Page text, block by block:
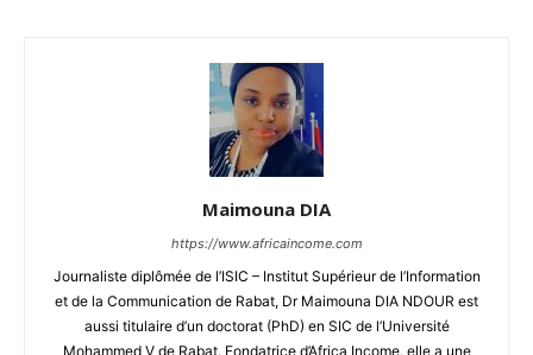
Maimouna DIA
https://www.africaincome.com
Journaliste diplômée de l’ISIC – Institut Supérieur de l’Information
et de la Communication de Rabat, Dr Maimouna DIA NDOUR est
aussi titulaire d’un doctorat (PhD) en SIC de l’Université
Mohammed V de Rabat. Fondatrice d’Africa Income, elle a une